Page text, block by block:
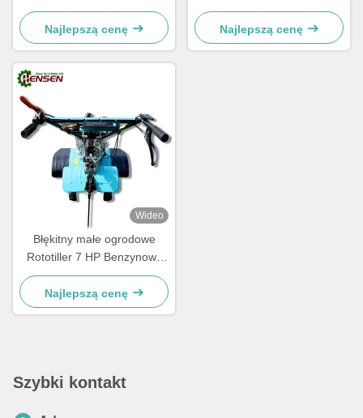
szerokością 500-800 mm
Najlepszą cenę
ciągnik rolniczy o pojemności
100 funtów
Najlepszą cenę
Wideo
Błękitny małe ogrodowe
Rototiller 7 HP Benzynowy
Power Tiller wielozadaniowy
Najlepszą cenę
Szybki kontakt